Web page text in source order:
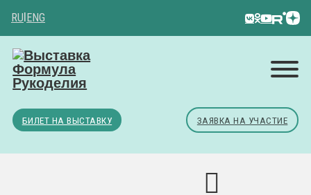
RU ENG
БИЛЕТ НА ВЫСТАВКУ ЗАЯВКА НА УЧАСТИЕ